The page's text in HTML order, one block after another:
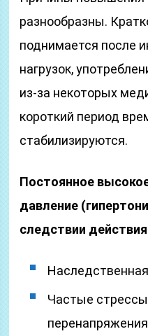
разнообразны.
поднимается после
нагрузок,
из-за некоторых
короткий период
стабилизируются.
Постоянное
давление
следствии
Частые